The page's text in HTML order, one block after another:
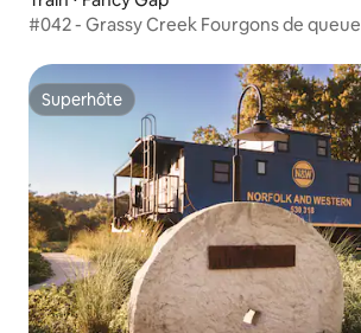
#042 - Grassy Creek Fourgons de queue
Superhôte
Superhôte